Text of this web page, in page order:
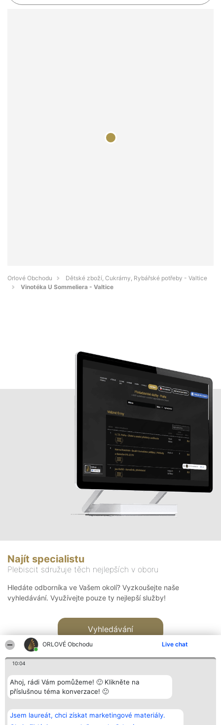
ORLOVÉ Obchodu Live chat
10:04
Ahoj, rádi Vám pomůžeme! 🙂 Klikněte na
příslušnou téma konverzace! 🙂
Jsem laureát, chci získat marketingové materiály.
Orlové Obchodu
Dětské zboží, Cukrárny, Rybářské potřeby - Valtice
Vinotéka U Sommeliera - Valtice
Najít specialistu
Plebiscit sdružuje těch nejlepších v oboru
Hledáte odborníka ve Vašem okolí? Vyzkoušejte naše
vyhledávání. Využívejte pouze ty nejlepší služby!
Vyhledávání
Bright Side Solutions sp. z o.
o. sp. k.
ul. Ruska 22
Vítězové
Seznam všech
laureátů
Kontakt